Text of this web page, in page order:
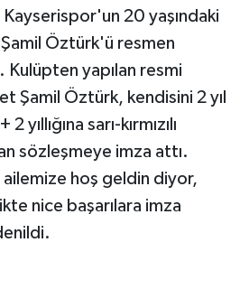
20 yaşındaki
Öztürk'ü resmen
yapılan resmi
Şamil Öztürk, kendisini 2 yıl
sarı-kırmızılı
sözleşmeye imza attı.
hoş geldin diyor,
nice başarılara imza